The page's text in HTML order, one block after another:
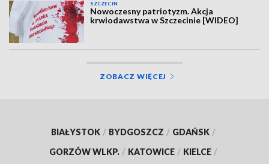
SZCZECIN
Nowoczesny patriotyzm. Akcja
krwiodawstwa w Szczecinie [WIDEO]
ZOBACZ WIĘCEJ
BIAŁYSTOK / BYDGOSZCZ / GDAŃSK /
GORZÓW WLKP. / KATOWICE / KIELCE /